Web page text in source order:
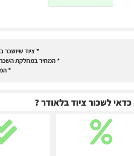
* ציוד שיושכר
* המחיר במחלקת
*
לשכור ציוד בלאודר ?